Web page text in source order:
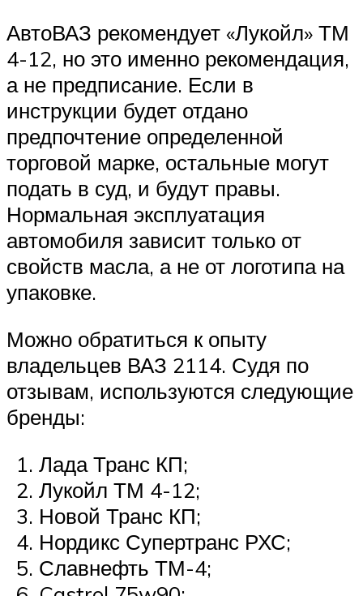
АвтоВАЗ рекомендует «Лукойл» ТМ
4-12, но это именно рекомендация,
а не предписание. Если в
инструкции будет отдано
предпочтение определенной
торговой марке, остальные могут
подать в суд, и будут правы.
Нормальная эксплуатация
автомобиля зависит только от
свойств масла, а не от логотипа на
упаковке.
Можно обратиться к опыту
владельцев ВАЗ 2114. Судя по
отзывам, используются следующие
бренды:
Лада Транс КП;
Лукойл ТМ 4-12;
Новой Транс КП;
Нордикс Супертранс РХС;
Славнефть ТМ-4;